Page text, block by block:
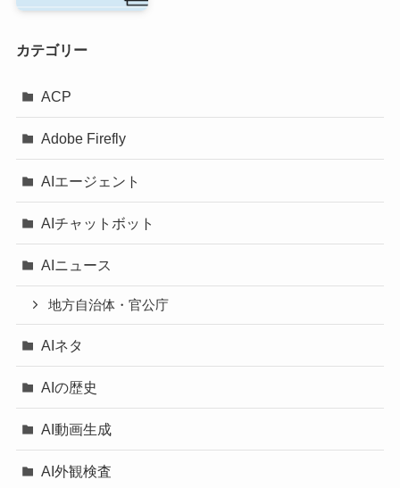
カテゴリー
ACP
Adobe Firefly
AIエージェント
AIチャットボット
AIニュース
地方自治体・官公庁
AIネタ
AIの歴史
AI動画生成
AI外観検査